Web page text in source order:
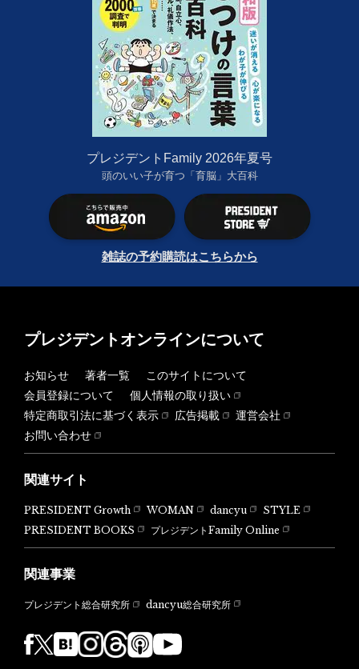
プレジデントFamily 2026年夏号
頭のいい子が育つ「育脳」大百科
雑誌の予約購読はこちらから
プレジデントオンラインについて
お知らせ 著者一覧
このサイトについて
会員登録について
個人情報の取り扱い
特定商取引法に基づく表示
広告掲載
運営会社
お問い合わせ
関連サイト
PRESIDENT Growth WOMAN dancyu
STYLE
PRESIDENT BOOKS
プレジデントFamily Online
関連事業
プレジデント総合研究所 dancyu総合研究所